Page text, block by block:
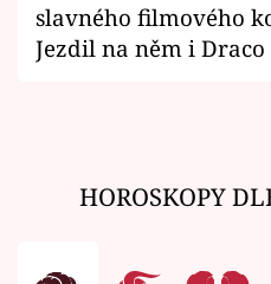
slavného filmového
Jezdil na něm i
HOROSKOPY